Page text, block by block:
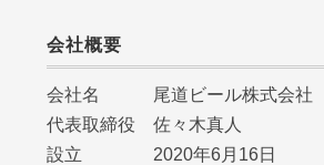
会社概要
会社名 尾道ビール株式会社
代表取締役 佐々木真人
設立 2020年6月16日